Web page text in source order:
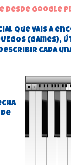
desde Google
que vais a
(Games),
describir cada